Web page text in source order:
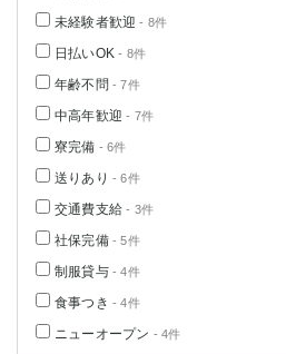
未経験者歓迎 - 8件
日払いOK - 8件
年齢不問 - 7件
中高年歓迎 - 7件
寮完備 - 6件
送りあり - 6件
交通費支給 - 3件
社保完備- 5件
制服貸与- 4件
食事つき - 4件
ニューオープン - 4件